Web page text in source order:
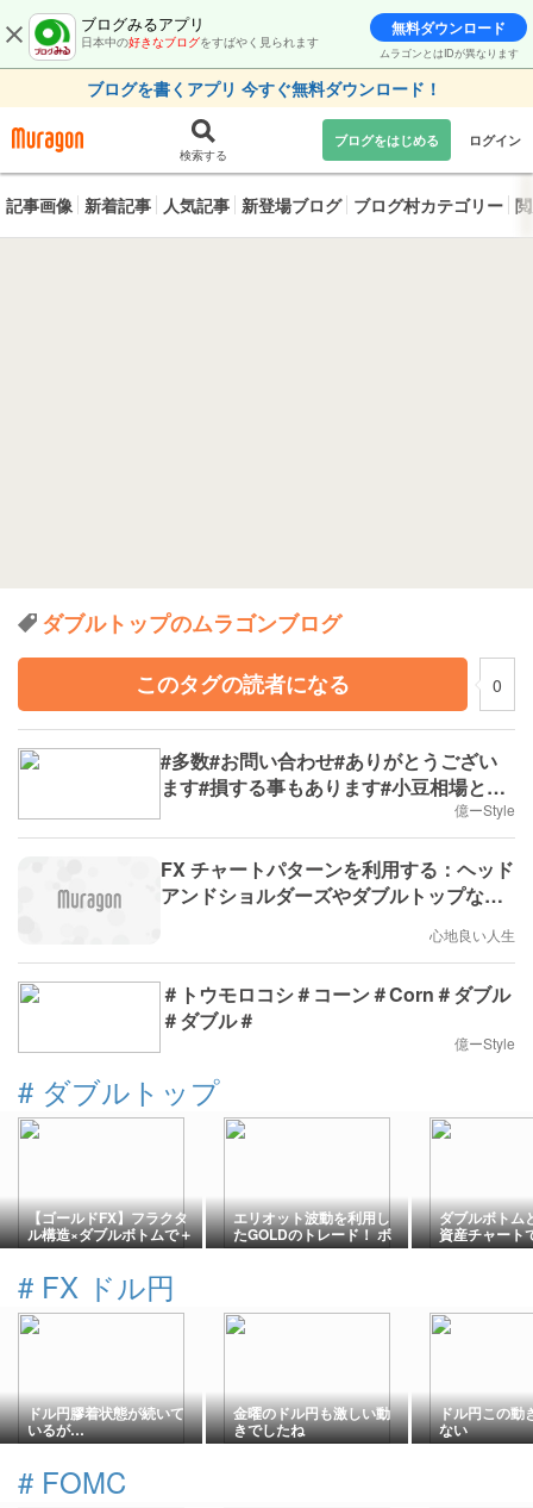
ブログみるアプリ
日本中の好きなブログをすばやく見られます
無料ダウンロード
ムラゴンとはIDが異なります
ブログを書くアプリ 今すぐ無料ダウンロード！
検索する
ブログをはじめる ログイン
記事画像 新着記事 人気記事 新登場ブログ ブログ村カテゴリー
ダブルトップのムラゴンブログ
このタグの読者になる
0
#多数#お問い合わせ#ありがとうござい
ます#損する事もあります#小豆相場とか
億ーStyle
FX チャートパターンを利用する：ヘッド
アンドショルダーズやダブルトップなど
心地良い人生
＃トウモロコシ＃コーン＃Corn＃ダブル
＃ダブル＃
億ーStyle
# ダブルトップ
【ゴールドFX】フラクタ
ル構造×ダブルボトムで＋
162.7pips！反転を捉える
説
エリオット波動を利用し
たGOLDのトレード！ ボ
ラティリティーの大きさ
ダブルボトム
資産チャート
サイン”を見
# FX ドル円
ドル円膠着状態が続いて
いるが…
金曜のドル円も激しい動
きでしたね
ドル円この動
ない
# FOMC